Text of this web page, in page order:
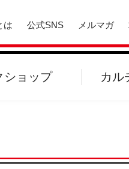
は 公式SNS メルマガ
ショップ カル